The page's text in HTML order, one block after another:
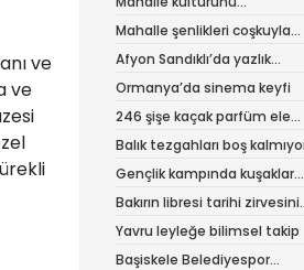
ve
ve
canlandıran şenlik
Mahalle şenlikleri coşkuyla
sürüyor
Afyon Sandıklı’da yazlık
patates hasadı
Ormanya’da sinema keyfi
246 şişe kaçak parfüm ele
geçirildi
Balık tezgahları boş
Gençlik kampında kuşaklar
buluştu
Bakırın libresi tarihi zirvesini
test ediyor
Yavru leyleğe bilimsel takip
Başiskele Belediyespor